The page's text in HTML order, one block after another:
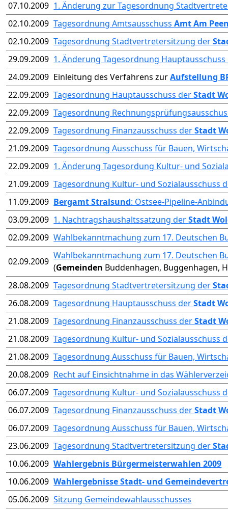
07.10.2009 1. Änderung zur Tagesordnung
02.10.2009 Tagesordnung AmtsausschussAmt Am
02.10.2009 Tagesordnung Stadtvertretersitzung der
29.09.2009 1. Änderung Tagesordnung
24.09.2009 Einleitung des Verfahrens zurAufstellung
22.09.2009 Tagesordnung Hauptausschuss derStadt
22.09.2009 Tagesordnung
22.09.2009 Tagesordnung Finanzausschuss derStadt
21.09.2009 Tagesordnung Ausschuss für Bauen,
22.09.2009 1. Änderung Tagesordung Kultur- und
21.09.2009 Tagesordnung Kultur- und Sozialausschuss
11.09.2009 Bergamt Stralsund: Ostsee-Pipeline-
03.09.2009 1. Nachtragshaushaltssatzung derStadt
02.09.2009 Wahlbekanntmachung zum 17. Deutschen
02.09.2009
Wahlbekanntmachung zum 17. Deutschen
(Gemeinden Buddenhagen, Buggenhagen,
28.08.2009 Tagesordnung Stadtvertretersitzung der
26.08.2009 Tagesordnung Hauptausschuss derStadt
21.08.2009 Tagesordnung Finanzausschuss derStadt
21.08.2009 Tagesordnung Kultur- und Sozialausschuss
21.08.2009 Tagesordnung Ausschuss für Bauen,
20.08.2009 Recht auf Einsichtnahme in das
06.07.2009 Tagesordnung Kultur- und Sozialausschuss
06.07.2009 Tagesordnung Finanzausschuss derStadt
06.07.2009 Tagesordnung Ausschuss für Bauen,
23.06.2009 Tagesordnung Stadtvertretersitzung der
10.06.2009 Wahlergebnis Bürgermeisterwahlen 2009
10.06.2009 Wahlergebnisse Stadt- und
05.06.2009 Sitzung Gemeindewahlausschusses